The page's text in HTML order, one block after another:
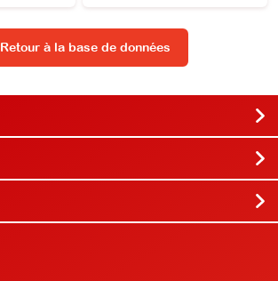
Retour à la base de données